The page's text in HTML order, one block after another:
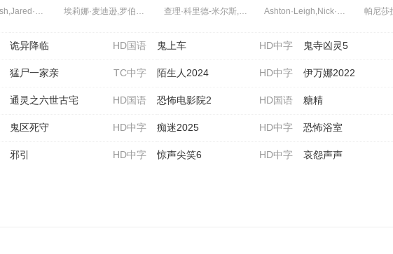
HD国语
诡异降临 HD中字
鬼上车 鬼寺凶灵5
TC中字
猛尸一家亲 HD中字
陌生人2024 伊万娜2022
HD国语
通灵之六世古宅 HD国语
恐怖电影院2 糖精
HD中字
鬼区死守 HD中字
痴迷2025 恐怖浴室
HD中字
邪引 HD中字
惊声尖笑6 哀怨声声